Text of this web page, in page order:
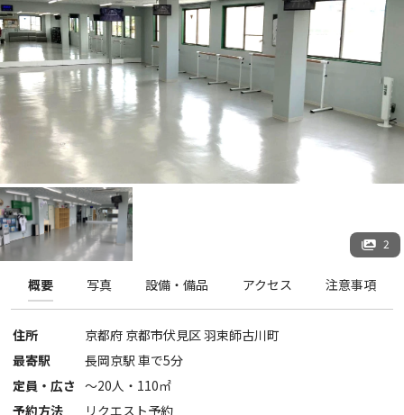
2
概要 写真 設備・備品 アクセス 注意事項
住所 京都府 京都市伏見区羽束師古川町
最寄駅
長岡京駅 車で5分
定員・広さ 〜20人・ 110㎡
予約方法
リクエスト予約